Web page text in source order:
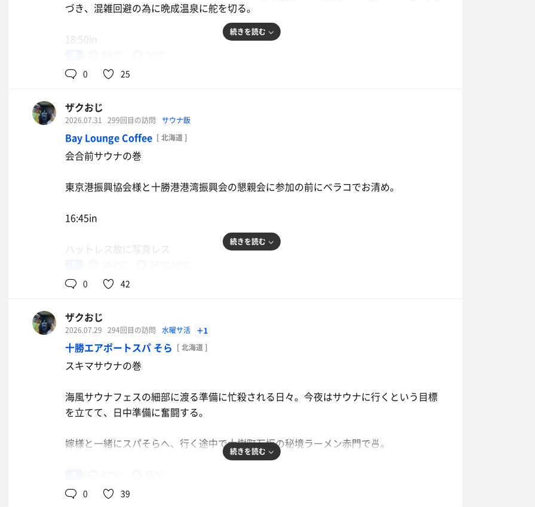
21:00out
お疲れサまでした。
エビあんかけ飯/鶏塩ラーメン
まー！
水
づき、混雑回避の為に晩成温泉に舵を切る。
18:50in
まず飯。
身を清めて、ヨード泉で湯通ししてからHBCラジオの流れるサウナ室へ。
先客に断りを入れて4杯ロウリュさせていただき蒸される。良き･:*+.\(( °ω° ))/.:+
掛湯で汗を流して、水道掛け流しの水風呂良き･:*+.\(( °ω° ))/.:+
外気浴スペースに出たら蚊🦟がいらっしゃるので、脱衣所で扇風機休憩。
サウナ7-10分
休憩4-7分
お疲れサまでした。
続きを読む
0 25
ザクおじ
2026.07.31 299回目の訪問 サウナ飯
Bay Lounge Coffee [ 北海道 ]
会合前サウナの巻
東京港振興協会様と十勝港港湾振興会の懇親会に参加の前にベラコでお清め。
16:45in
ハットレス故に写真レス
サウナ7-10分
バイブラ不感湯4-6分
3セット
17:50out
鮨正で会食
んまかった。
続きを読む
0 42
ザクおじ
2026.07.29 294回目の訪問 水曜サ活 ＋1
十勝エアポートスパ そら [ 北海道 ]
スキマサウナの巻
海風サウナフェスの細部に渡る準備に忙殺される日々。今夜はサウナに行くという目標
を立てて、日中準備に奮闘する。
嫁様と一緒にスパそらへ、行く途中で大樹町石坂の秘境ラーメン赤門で🍜。
続きを読む
0 39